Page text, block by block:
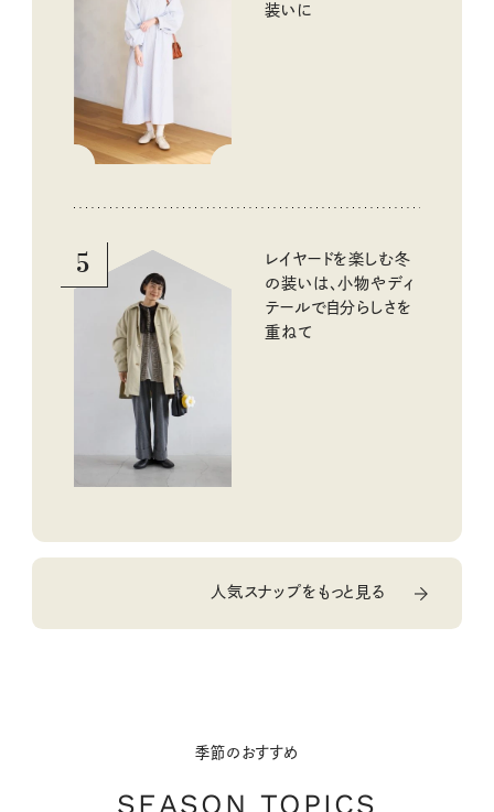
装いに
5
レイヤードを楽しむ冬
の装いは、小物やディ
テールで自分らしさを
重ねて
人気スナップをもっと見る
季節のおすすめ
SEASON TOPICS